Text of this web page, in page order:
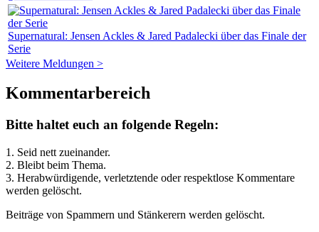
Supernatural: Jensen Ackles & Jared Padalecki über das Finale der
Serie
Weitere Meldungen >
Kommentarbereich
Bitte haltet euch an folgende Regeln:
1. Seid nett zueinander.
2. Bleibt beim Thema.
3. Herabwürdigende, verletztende oder respektlose Kommentare
werden gelöscht.
Beiträge von Spammern und Stänkerern werden gelöscht.